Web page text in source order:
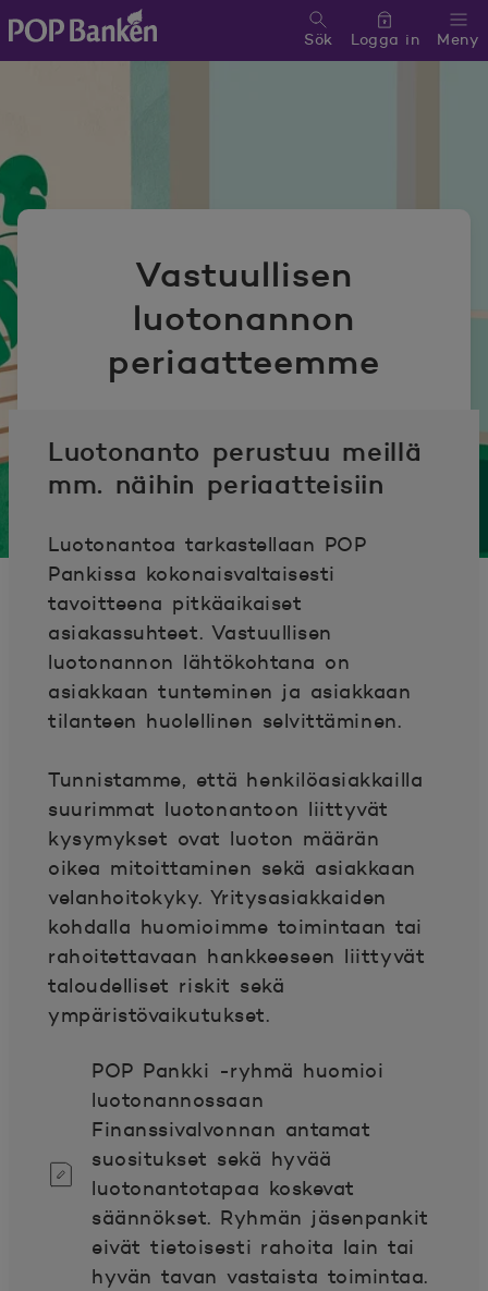
POP banken, till hemsidan
Meny
Sök Logga in
Vastuullisen
luotonannon
periaatteemme
Luotonanto perustuu meillä
mm. näihin periaatteisiin
Luotonantoa tarkastellaan POP
Pankissa kokonaisvaltaisesti
tavoitteena pitkäaikaiset
asiakassuhteet. Vastuullisen
luotonannon lähtökohtana on
asiakkaan tunteminen ja asiakkaan
tilanteen huolellinen selvittäminen.
Tunnistamme, että henkilöasiakkailla
suurimmat luotonantoon liittyvät
kysymykset ovat luoton määrän
oikea mitoittaminen sekä asiakkaan
velanhoitokyky. Yritysasiakkaiden
kohdalla huomioimme toimintaan tai
rahoitettavaan hankkeeseen liittyvät
taloudelliset riskit sekä
ympäristövaikutukset.
POP Pankki -ryhmä huomioi
luotonannossaan
Finanssivalvonnan antamat
suositukset sekä hyvää
luotonantotapaa koskevat
säännökset. Ryhmän jäsenpankit
eivät tietoisesti rahoita lain tai
hyvän tavan vastaista toimintaa.